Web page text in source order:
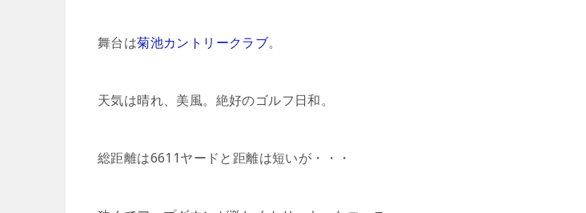
舞台は菊池カントリークラブ。
天気は晴れ、美風。絶好のゴルフ日和。
総距離は6611ヤードと距離は短いが・・・